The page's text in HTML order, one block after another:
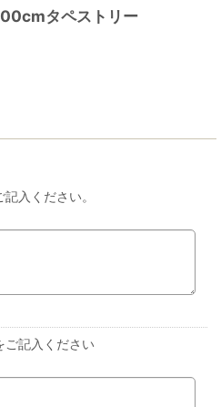
タペストリー
入ください。
ご記入ください